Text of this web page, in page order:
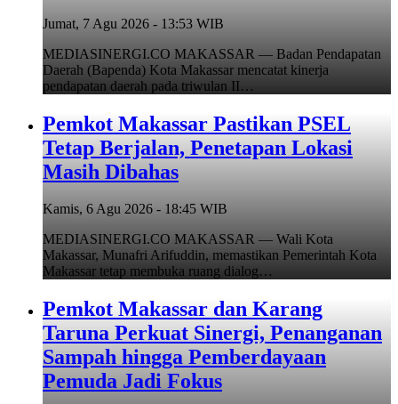
Jumat, 7 Agu 2026 - 13:53 WIB
MEDIASINERGI.CO MAKASSAR — Badan Pendapatan
Daerah (Bapenda) Kota Makassar mencatat kinerja
pendapatan daerah pada triwulan II…
Pemkot Makassar Pastikan PSEL
Tetap Berjalan, Penetapan Lokasi
Masih Dibahas
Kamis, 6 Agu 2026 - 18:45 WIB
MEDIASINERGI.CO MAKASSAR — Wali Kota
Makassar, Munafri Arifuddin, memastikan Pemerintah Kota
Makassar tetap membuka ruang dialog…
Pemkot Makassar dan Karang
Taruna Perkuat Sinergi, Penanganan
Sampah hingga Pemberdayaan
Pemuda Jadi Fokus